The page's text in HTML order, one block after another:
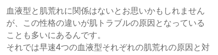
血液型と肌荒れに関係はないとお思いかもしれません
が、この性格の違いが肌トラブルの原因となっている
ことも多いにあるんです。
それでは早速4つの血液型それぞれの肌荒れの原因と対